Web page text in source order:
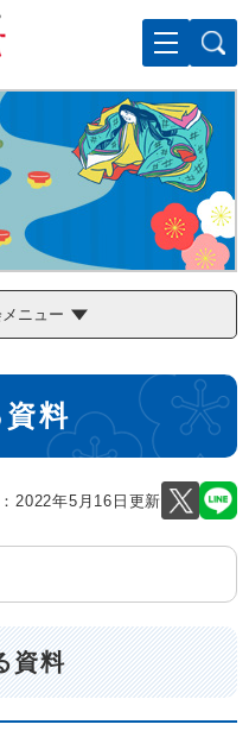
て本文へ
ニュー
料
2022年5月16日更新
資料